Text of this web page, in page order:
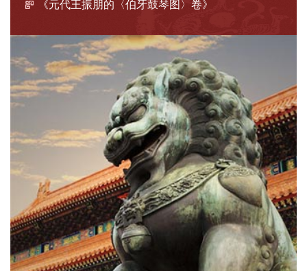
《元代王振朋的〈伯牙鼓琴图〉卷》